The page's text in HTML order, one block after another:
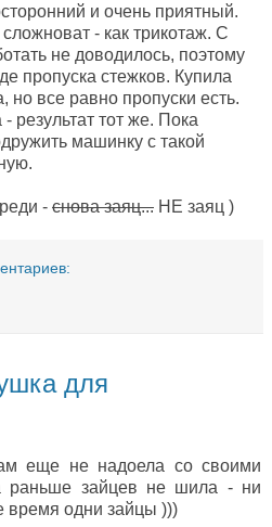
и очень приятный.
- как трикотаж. С
не доводилось, поэтому
пропуска стежков. Купила
но все равно пропуски есть.
результат тот же. Пока
машинку с такой
- снова заяц... НЕ заяц )
для
еще не надоела со своими
раньше зайцев не шила - ни
время одни зайцы )))